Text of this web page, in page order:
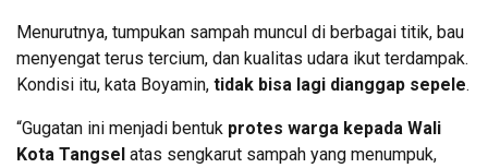
Menurutnya, tumpukan sampah muncul di berbagai titik, bau
menyengat terus tercium, dan kualitas udara ikut terdampak.
Kondisi itu, kata Boyamin, tidak bisa lagi dianggap sepele.
“Gugatan ini menjadi bentuk protes warga kepada Wali
Kota Tangsel atas sengkarut sampah yang menumpuk,